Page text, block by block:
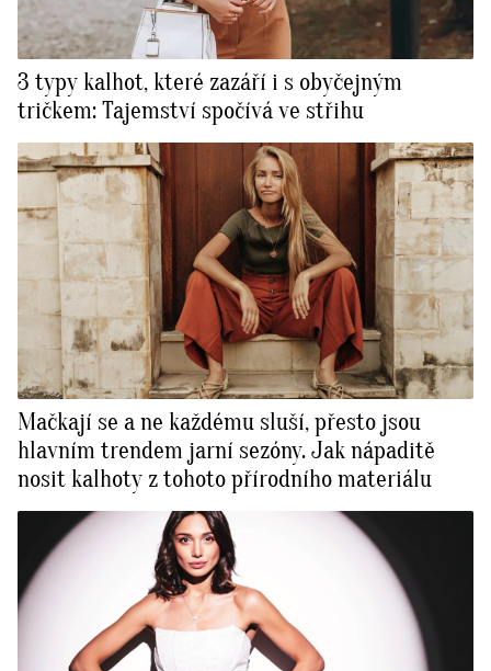
3 typy kalhot, které zazáří i s obyčejným
tričkem: Tajemství spočívá ve střihu
Mačkají se a ne každému sluší, přesto jsou
hlavním trendem jarní sezóny. Jak nápaditě
nosit kalhoty z tohoto přírodního materiálu